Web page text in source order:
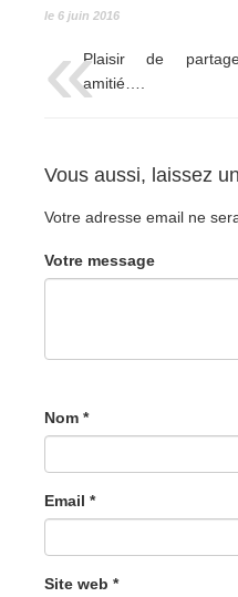
le 6 juin 2016
Plaisir de
amitié….
Vous aussi, laissez
Votre adresse email ne
Votre message
Nom *
Email *
Site web *